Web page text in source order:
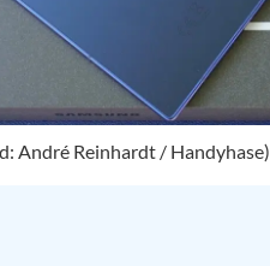
André Reinhardt / Handyhase)